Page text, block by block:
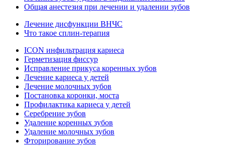
Общая анестезия при лечении и удалении зубов
Лечение дисфункции ВНЧС
Что такое сплин-терапия
ICON инфильтрация кариеса
Герметизация фиссур
Исправление прикуса коренных зубов
Лечение кариеса у детей
Лечение молочных зубов
Постановка коронки, моста
Профилактика кариеса у детей
Серебрение зубов
Удаление коренных зубов
Удаление молочных зубов
Фторирование зубов